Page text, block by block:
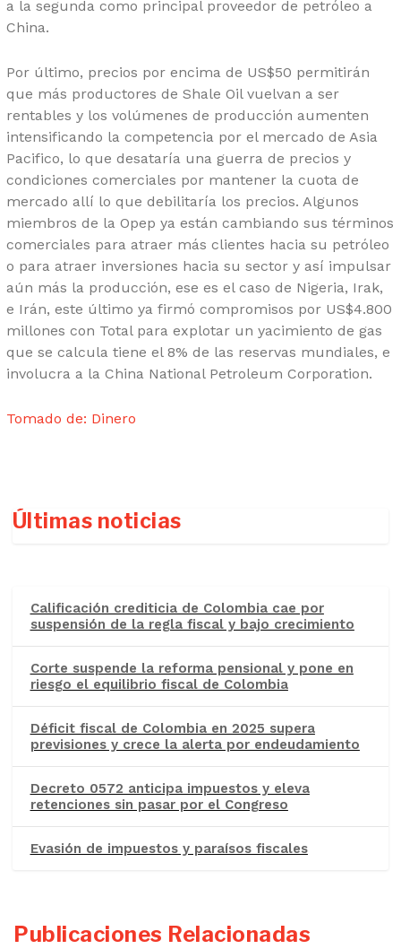
a la segunda como principal proveedor de petróleo a
China.
Por último, precios por encima de US$50 permitirán
que más productores de Shale Oil vuelvan a ser
rentables y los volúmenes de producción aumenten
intensificando la competencia por el mercado de Asia
Pacifico, lo que desataría una guerra de precios y
condiciones comerciales por mantener la cuota de
mercado allí lo que debilitaría los precios. Algunos
miembros de la Opep ya están cambiando sus términos
comerciales para atraer más clientes hacia su petróleo
o para atraer inversiones hacia su sector y así impulsar
aún más la producción, ese es el caso de Nigeria, Irak,
e Irán, este último ya firmó compromisos por US$4.800
millones con Total para explotar un yacimiento de gas
que se calcula tiene el 8% de las reservas mundiales, e
involucra a la China National Petroleum Corporation.
Tomado de: Dinero
Últimas noticias
Calificación crediticia de Colombia cae por
suspensión de la regla fiscal y bajo crecimiento
Corte suspende la reforma pensional y pone en
riesgo el equilibrio fiscal de Colombia
Déficit fiscal de Colombia en 2025 supera
previsiones y crece la alerta por endeudamiento
Decreto 0572 anticipa impuestos y eleva
retenciones sin pasar por el Congreso
Evasión de impuestos y paraísos fiscales
Publicaciones Relacionadas